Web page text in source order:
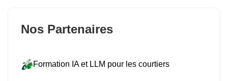
Nos Partenaires
Formation IA et LLM pour les courtiers